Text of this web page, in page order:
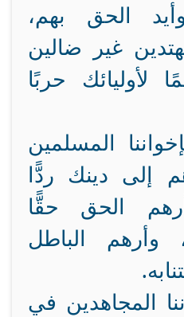
الحق بهم،
غير ضالين
لأوليائك حربًا
المسلمين
إلى دينك ردًّا
الحق حقًّا
وأرهم الباطل
المجاهدين في